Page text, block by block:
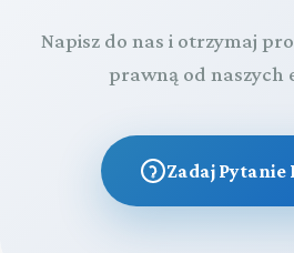
Napisz do nas i otrzymaj
prawną od naszych
Zadaj Pytanie